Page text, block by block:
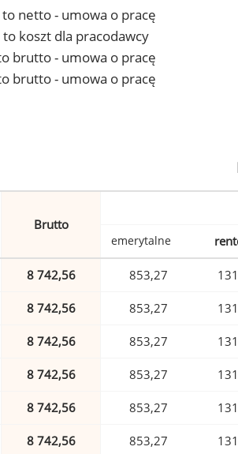
netto - umowa o pracę
koszt dla pracodawcy
brutto - umowa o pracę
brutto - umowa o pracę
Brutto
emerytalne
8 742,56 853,27
8 742,56 853,27
8 742,56 853,27
8 742,56 853,27
8 742,56 853,27
8 742,56 853,27